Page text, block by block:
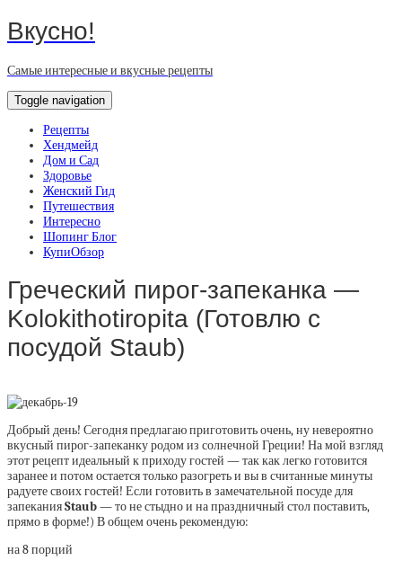
Вкусно!
Самые интересные и вкусные рецепты
Toggle navigation
Рецепты
Хендмейд
Дом и Сад
Здоровье
Женский Гид
Путешествия
Интересно
Шопинг Блог
КупиОбзор
Греческий пирог-запеканка —
Kolokithotiropita (Готовлю с
посудой Staub)
Добрый день! Сегодня предлагаю приготовить очень, ну невероятно
вкусный пирог-запеканку родом из солнечной Греции! На мой взгляд
этот рецепт идеальный к приходу гостей — так как легко готовится
заранее и потом остается только разогреть и вы в считанные минуты
радуете своих гостей! Если готовить в замечательной посуде для
запеканияStaub— то не стыдно и на праздничный стол поставить,
прямо в форме!) В общем очень рекомендую:
на 8 порций